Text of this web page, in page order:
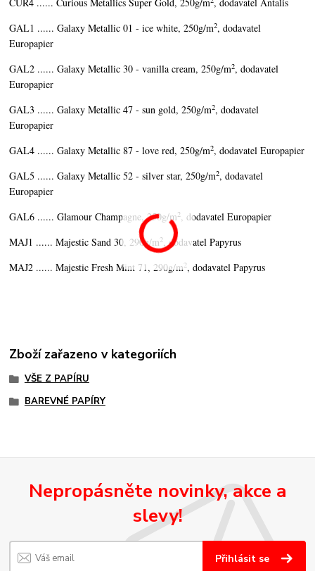
CUR4 ...... Curious Metallics Super Gold, 250g/m , dodavatel Antalis
GAL1 ...... Galaxy Metallic 01 - ice white, 250g/m2, dodavatel
Europapier
GAL2 ...... Galaxy Metallic 30 - vanilla cream, 250g/m2, dodavatel
Europapier
GAL3 ...... Galaxy Metallic 47 - sun gold, 250g/m2, dodavatel
Europapier
GAL4 ...... Galaxy Metallic 87 - love red, 250g/m2, dodavatel Europapier
GAL5 ...... Galaxy Metallic 52 - silver star, 250g/m2, dodavatel
Europapier
GAL6 ...... Glamour Champagne, 250g/m2, dodavatel Europapier
MAJ1 ...... Majestic Sand 30, 290g/m2, dodavatel Papyrus
MAJ2 ...... Majestic Fresh Mint 71, 290g/m2, dodavatel Papyrus
Zboží zařazeno v kategoriích
VŠE Z PAPÍRU
BAREVNÉ PAPÍRY
Nepropásněte novinky, akce a
slevy!
Přihlásit se